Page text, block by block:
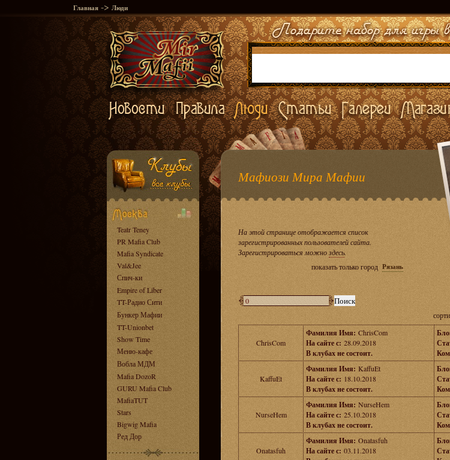
Главная -> Люди
Teatr Teney
PR Mafia Club
Mafia Syndicate
Val&Jee
Спич-ки
Empire of Liber
TT-Радио Сити
Бункер Мафии
TT-Unionbet
Show Time
Меню-кафе
Вобла МДМ
Mafia DozoR
GURU Mafia Club
MafiaTUT
Stars
Bigwig Mafia
Ред Дор
Мафиози Мира Мафии
На этой странице отображается список
зарегистрированных пользователей сайта.
Зарегистрироваться можноздесь.
показать только город Рязань
ChrisCom
Фамилия Имя: ChrisCom
На сайте с: 28.09.2018
В клубах не состоит.
KaffuEt
Фамилия Имя: KaffuEt
На сайте с:18.10.2018
В клубах не состоит.
NurseHem
Фамилия Имя: NurseHem
На сайте с:25.10.2018
В клубах не состоит.
Onatasfuh
Фамилия Имя: Onatasfuh
На сайте с: 03.11.2018